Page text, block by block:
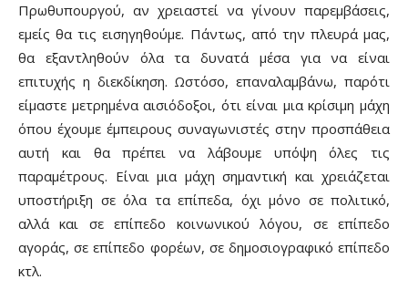
Πρωθυπουργού, αν χρειαστεί να γίνουν παρεμβάσεις,
εμείς θα τις εισηγηθούμε. Πάντως, από την πλευρά μας,
θα εξαντληθούν όλα τα δυνατά μέσα για να είναι
επιτυχής η διεκδίκηση. Ωστόσο, επαναλαμβάνω, παρότι
είμαστε μετρημένα αισιόδοξοι, ότι είναι μια κρίσιμη μάχη
όπου έχουμε έμπειρους συναγωνιστές στην προσπάθεια
αυτή και θα πρέπει να λάβουμε υπόψη όλες τις
παραμέτρους. Είναι μια μάχη σημαντική και χρειάζεται
υποστήριξη σε όλα τα επίπεδα, όχι μόνο σε πολιτικό,
αλλά και σε επίπεδο κοινωνικού λόγου, σε επίπεδο
αγοράς, σε επίπεδο φορέων, σε δημοσιογραφικό επίπεδο
κτλ.